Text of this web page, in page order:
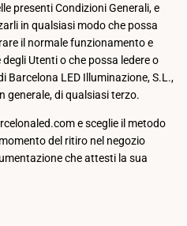
presenti Condizioni Generali, e
in qualsiasi modo che possa
il normale funzionamento e
Utenti o che possa ledere o
Barcelona LED Illuminazione, S.L.,
generale, di qualsiasi terzo.
e sceglie il metodo
del ritiro nel negozio
che attesti la sua